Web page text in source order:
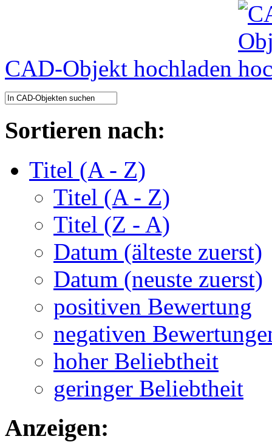
CAD-Objekt hochladen
Sortieren nach:
Titel (A - Z)
Titel (A - Z)
Titel (Z - A)
Datum (älteste zuerst)
Datum (neuste zuerst)
positiven Bewertung
negativen
hoher Beliebtheit
geringer Beliebtheit
Anzeigen: